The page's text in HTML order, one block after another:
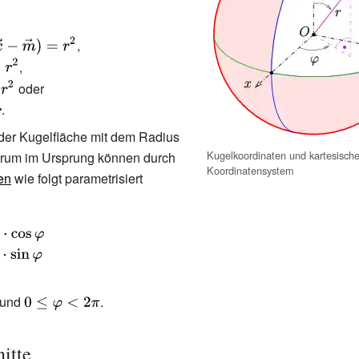
Kugelkoordinaten und
Koordinatensystem
,
,
oder
.
Kugelfläche mit dem Radius
im Ursprung können durch
wie folgt parametrisiert
und {\displaystyle.